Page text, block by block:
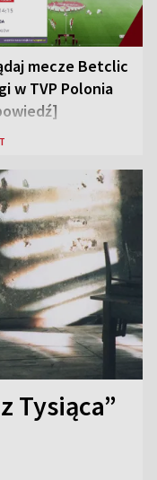
mecze Betclic
w TVP Polonia
Tysiąca”